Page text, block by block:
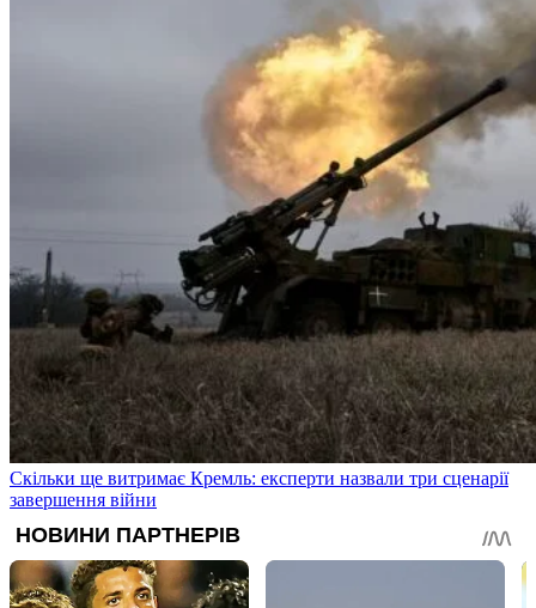
Скільки ще витримає Кремль: експерти назвали три сценарії
завершення війни